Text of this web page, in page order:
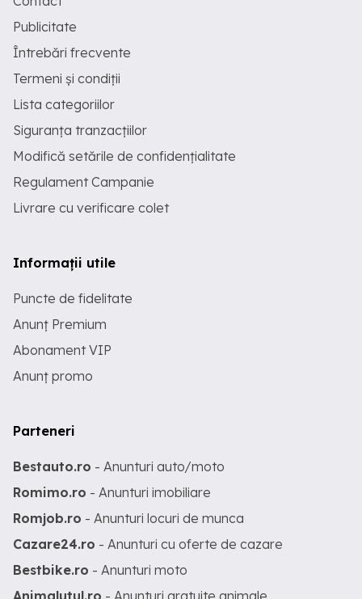
Publicitate
Întrebări frecvente
Termeni și condiții
Lista categoriilor
Siguranța tranzacțiilor
Modifică setările de confidențialitate
Regulament Campanie
Livrare cu verificare colet
Informații utile
Puncte de fidelitate
Anunț Premium
Abonament VIP
Anunț promo
Parteneri
Bestauto.ro - Anunturi auto/moto
Romimo.ro - Anunturi imobiliare
Romjob.ro - Anunturi locuri de munca
Cazare24.ro - Anunturi cu oferte de cazare
Bestbike.ro - Anunturi moto